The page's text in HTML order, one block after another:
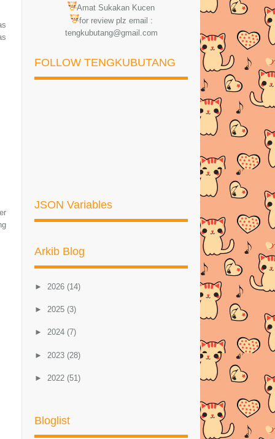
Amat Sukakan Kucen
for review plz email :
tengkubutang@gmail.com
FOLLOW TENGKUBUTANG
JSON Variables
Arkib Blog
► 2026 (14)
► 2025 (3)
► 2024 (7)
► 2023 (28)
► 2022 (51)
►2020(57)
Bloglist